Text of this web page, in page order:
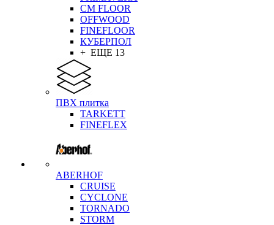
CM FLOOR
OFFWOOD
FINEFLOOR
КУБЕРПОЛ
+ ЕЩЕ 13
ПВХ плитка
TARKETT
FINEFLEX
ABERHOF
CRUISE
CYCLONE
TORNADO
STORM